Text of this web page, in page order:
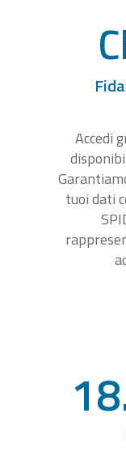
Accedi
tuoi dati